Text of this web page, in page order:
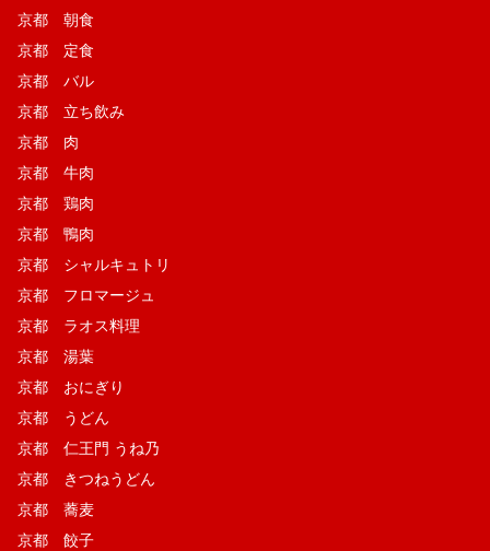
京都 朝食
京都 定食
京都 バル
京都 立ち飲み
京都 肉
京都 牛肉
京都 鶏肉
京都 鴨肉
京都 シャルキュトリ
京都 フロマージュ
京都 ラオス料理
京都 湯葉
京都 おにぎり
京都 うどん
京都 仁王門 うね乃
京都 きつねうどん
京都 蕎麦
京都 餃子